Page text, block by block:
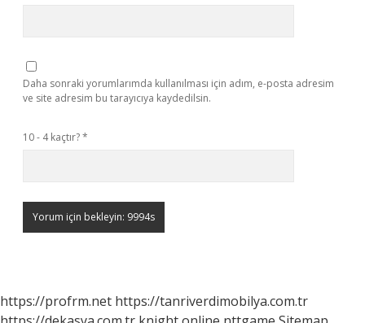
Daha sonraki yorumlarımda kullanılması için adım, e-posta adresim
ve site adresim bu tarayıcıya kaydedilsin.
10 - 4 kaçtır?*
https://profrm.net https://tanriverdimobilya.com.tr